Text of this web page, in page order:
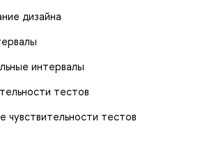
дизайна
интервалы
тестов
тестов